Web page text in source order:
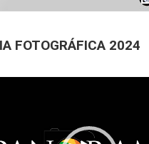
FOTOGRÁFICA 2024